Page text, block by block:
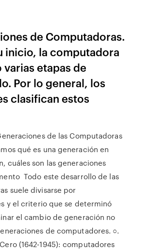
de Computadoras.
inicio, la computadora
varias etapas de
Por lo general, los
clasifican estos
de las Computadoras
qué es una generación en
cuáles son las generaciones
Todo este desarrollo de las
suele divisarse por
y el criterio que se determinó
el cambio de generación no
de computadores. ○.
(1642-1945): computadores